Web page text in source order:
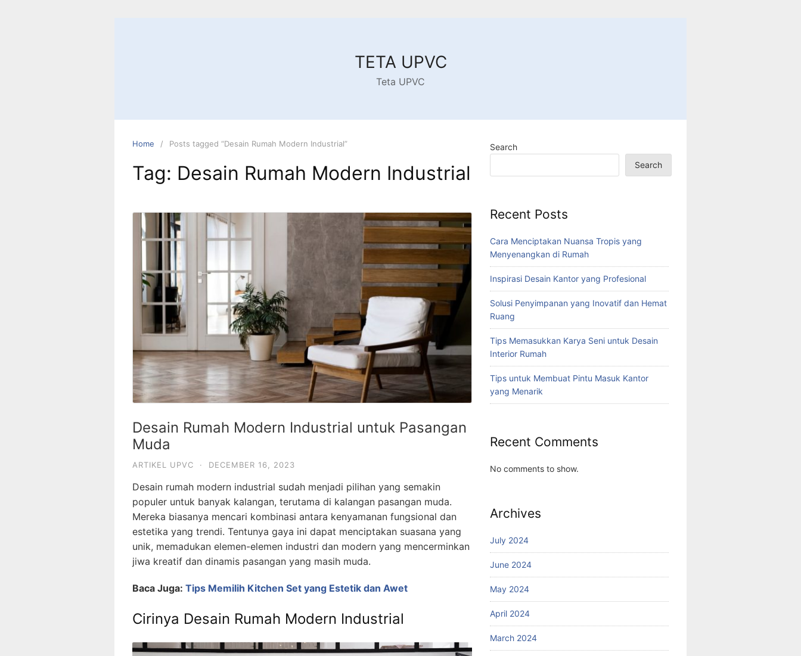
TETA UPVC
Teta UPVC
Home Posts tagged “Desain Rumah Modern Industrial”
Tag: Desain Rumah Modern Industrial
Desain Rumah Modern Industrial untuk Pasangan
Muda
ARTIKEL UPVC · DECEMBER 16, 2023
Desain rumah modern industrial sudah menjadi pilihan yang semakin
populer untuk banyak kalangan, terutama di kalangan pasangan muda.
Mereka biasanya mencari kombinasi antara kenyamanan fungsional dan
estetika yang trendi. Tentunya gaya ini dapat menciptakan suasana yang
unik, memadukan elemen-elemen industri dan modern yang mencerminkan
jiwa kreatif dan dinamis pasangan yang masih muda.
Baca Juga: Tips Memilih Kitchen Set yang Estetik dan Awet
Cirinya Desain Rumah Modern Industrial
Search
Search
Recent Posts
Cara Menciptakan Nuansa Tropis yang
Menyenangkan di Rumah
Inspirasi Desain Kantor yang Profesional
Solusi Penyimpanan yang Inovatif dan Hemat
Ruang
Tips Memasukkan Karya Seni untuk Desain
Interior Rumah
Tips untuk Membuat Pintu Masuk Kantor
yang Menarik
Recent Comments
No comments to show.
Archives
July 2024
June 2024
May 2024
April 2024
March 2024